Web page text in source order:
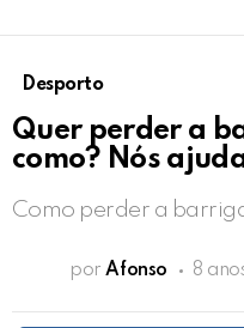
Desporto
Quer perder a
como? Nós
Como perder a
por Afonso 8